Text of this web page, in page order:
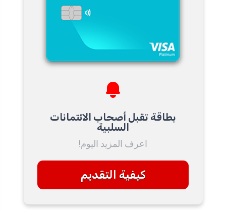
بطاقة تقبل أصحاب الائتمانات
السلبية
اعرف المزيد اليوم!
كيفية التقديم